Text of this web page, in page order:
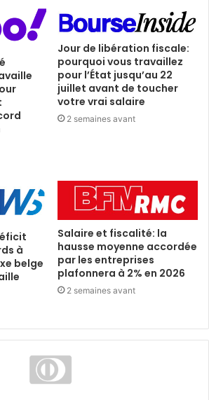
Jour de libération fiscale:
pourquoi vous travaillez
pour l’État jusqu’au 22
juillet avant de toucher
votre vrai salaire
2 semaines avant
à
belge
Salaire et fiscalité: la
hausse moyenne accordée
par les entreprises
plafonnera à 2% en 2026
2 semaines avant